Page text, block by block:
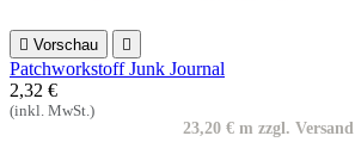
 Vorschau 
Patchworkstoff Junk Journal
2,32 €
(inkl. MwSt.)
23,20 € m zzgl. Versand